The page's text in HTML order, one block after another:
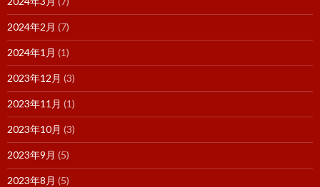
2024年2月 (7)
2024年1月 (1)
2023年12月 (3)
2023年11月 (1)
2023年10月 (3)
2023年9月 (5)
2023年8月 (5)